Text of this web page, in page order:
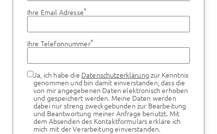
Ihre Email Adresse*
Ihre Telefonnummer*
Ja, ich habe die Datenschutzerklärung zur Kenntnis
genommen und bin damit einverstanden, dass die
von mir angegebenen Daten elektronisch erhoben
und gespeichert werden. Meine Daten werden
dabei nur streng zweckgebunden zur Bearbeitung
und Beantwortung meiner Anfrage benutzt. Mit
dem Absenden des Kontaktformulars erkläre ich
mich mit der Verarbeitung einverstanden.